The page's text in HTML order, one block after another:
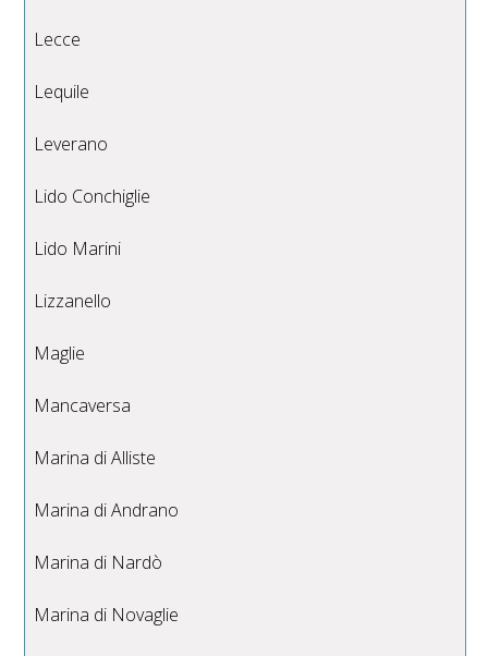
Lecce
Lequile
Leverano
Lido Conchiglie
Lido Marini
Lizzanello
Maglie
Mancaversa
Marina di Alliste
Marina di Andrano
Marina di Nardò
Marina di Novaglie